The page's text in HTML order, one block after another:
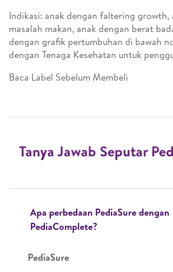
Indikasi: anak dengan faltering growth,
masalah makan, anak dengan berat
dengan grafik pertumbuhan di bawah
dengan Tenaga Kesehatan untuk
Baca Label Sebelum Membeli
Tanya Jawab Seputar
Apa perbedaan PediaSure dengan
PediaComplete?
PediaSure